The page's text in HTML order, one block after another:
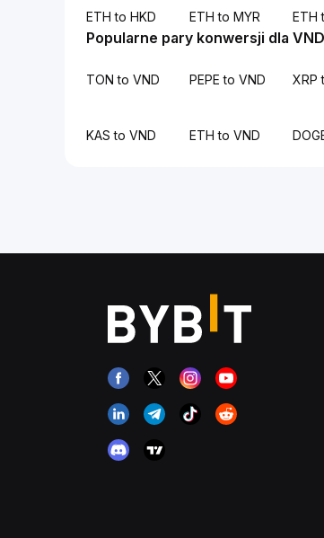
ETH to HKD ETH to MYR ETH
Popularne pary konwersji dla VND
TON to VND PEPE to VND XRP
KAS to VND ETH to VND